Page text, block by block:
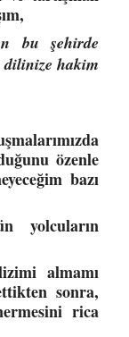
bu şehirde
dilinize hakim
özenle
bazı
yolcuların
almamı
sonra,
rica